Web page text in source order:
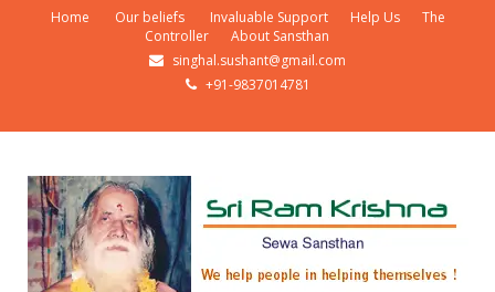
Home Our beliefs Invaluable Support Help Us
The
Controller
About Sansthan
singhal.sushant@gmail.com
+91-9837014781